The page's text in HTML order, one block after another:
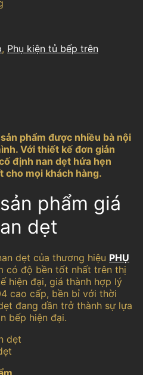
, Phụ kiện tủ bếp trên
phẩm được nhiều bà nội
Với thiết kế đơn giản
định nan dẹt hứa hẹn
cho mọi khách hàng.
phẩm giá
dẹt
dẹt của thương hiệu PHỤ
có độ bền tốt nhất trên thị
hiện đại, giá thành hợp lý
cao cấp, bền bỉ với thời
đang dần trở thành sự lựa
bếp hiện đại.